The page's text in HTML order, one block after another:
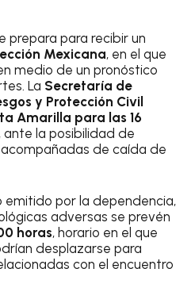
prepara para recibir un
Mexicana, en el que
medio de un pronóstico
La Secretaría de
y Protección Civil
Amarilla para las 16
, ante la posibilidad de
de caída de
emitido por la dependencia,
adversas se prevén
horas, horario en el que
desplazarse para
con el encuentro